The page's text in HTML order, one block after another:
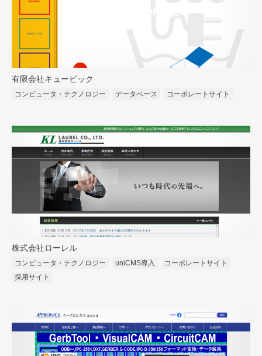
有限会社キュービック
コンピュータ・テクノロジー データベース コーポレートサイト
株式会社ローレル
コンピュータ・テクノロジー uniCMS導入
コーポレートサイト
採用サイト